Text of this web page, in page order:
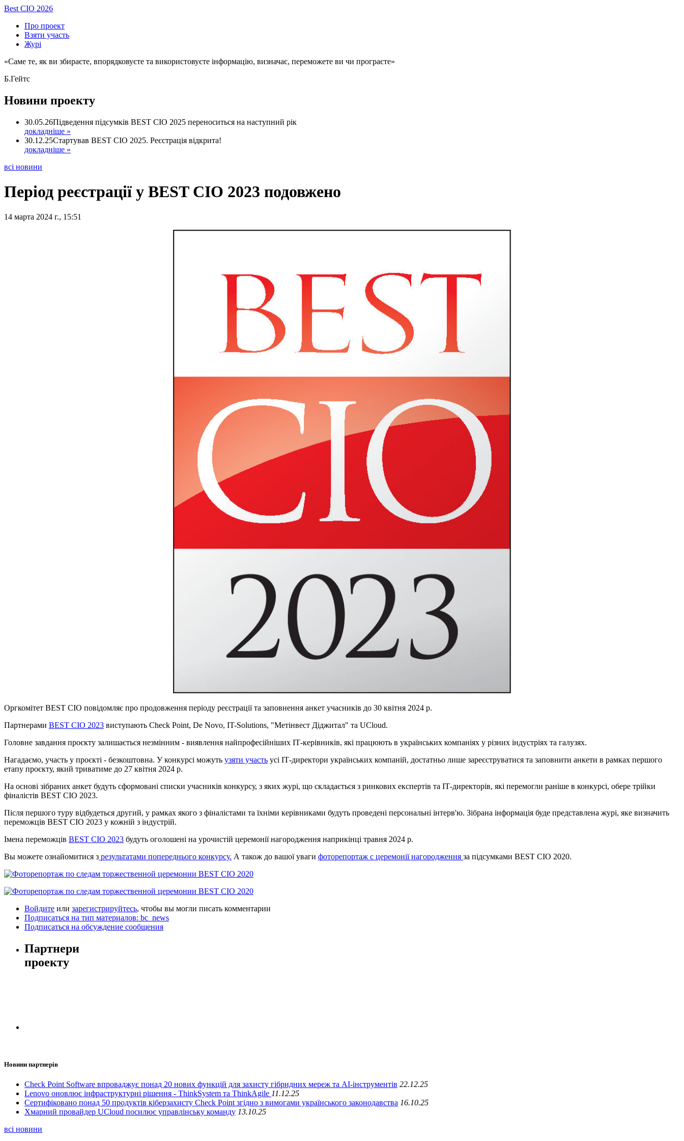
Best CIO 2026
Про проект
Взяти участь
Журі
«Саме те, як ви збираєте, впорядковуєте та використовуєте інформацію, визначає, переможете ви чи програєте»
Б.Гейтс
Новини проекту
30.05.26Підведення підсумків BEST CIO 2025 переноситься на наступний рік
докладніше »
30.12.25Стартував BEST CIO 2025. Реєстрація відкрита!
докладніше »
всі новини
Період реєстрації у BEST CIO 2023 подовжено
14 марта 2024 г., 15:51
Оргкомітет BEST CIO повідомляє про продовження періоду реєстрації та заповнення анкет учасників до 30 квітня 2024 р.
Партнерами BEST CIO 2023 виступають Check Point, De Novo, IT-Solutions, "Метінвест Діджитал" та UCloud.
Головне завдання проєкту залишається незмінним - виявлення найпрофесійніших ІТ-керівників, які працюють в українських компаніях у різних індустріях та галузях.
Нагадаємо, участь у проєкті - безкоштовна. У конкурсі можуть узяти участь усі ІТ-директори українських компаній, достатньо лише зареєструватися та заповнити анкети в рамках першого
етапу проєкту, який триватиме до 27 квітня 2024 р.
На основі зібраних анкет будуть сформовані списки учасників конкурсу, з яких журі, що складається з ринкових експертів та ІТ-директорів, які перемогли раніше в конкурсі, обере трійки
фіналістів BEST CIO 2023.
Після першого туру відбудеться другий, у рамках якого з фіналістами та їхніми керівниками будуть проведені персональні інтерв'ю. Зібрана інформація буде представлена журі, яке визначить
переможців BEST CIO 2023 у кожній з індустрій.
Імена переможців BEST CIO 2023 будуть оголошені на урочистій церемонії нагородження наприкінці травня 2024 р.
Вы можете ознайомитися з результатами попереднього конкурсу. А також до вашої уваги фоторепортаж с церемонії нагородження за підсумками BEST CIO 2020.
Войдите или зарегистрируйтесь, чтобы вы могли писать комментарии
Подписаться на тип материалов: bc_news
Подписаться на обсуждение сообщения
Партнери
проекту
Новини партнерів
Check Point Software впроваджує понад 20 нових функцій для захисту гібридних мереж та АІ-інструментів 22.12.25
Lenovo оновлює інфраструктурні рішення - ThinkSystem та ThinkAgile 11.12.25
Сертифіковано понад 50 продуктів кіберзахисту Check Point згідно з вимогами українського законодавства 16.10.25
Хмарний провайдер UCloud посилює управлінську команду 13.10.25
всі новини